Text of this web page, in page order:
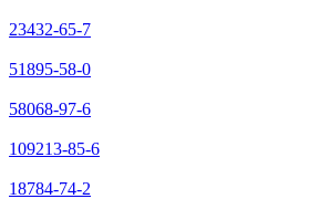
23432-65-7
51895-58-0
58068-97-6
109213-85-6
18784-74-2